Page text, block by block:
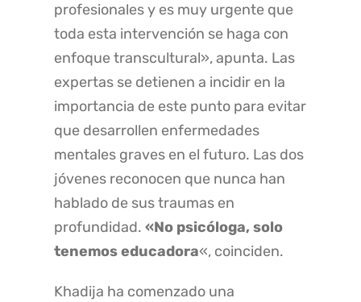
profesionales y es muy urgente que
toda esta intervención se haga con
enfoque transcultural», apunta. Las
expertas se detienen a incidir en la
importancia de este punto para evitar
que desarrollen enfermedades
mentales graves en el futuro. Las dos
jóvenes reconocen que nunca han
hablado de sus traumas en
profundidad.«No psicóloga, solo
tenemos educadora«, coinciden.
Khadija ha comenzado una